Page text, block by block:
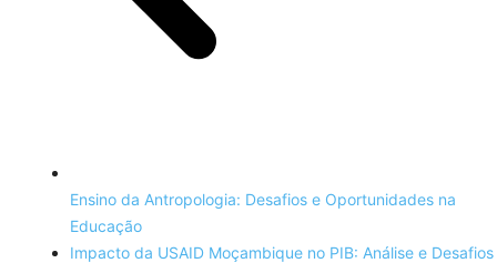
Ensino da Antropologia: Desafios e Oportunidades na
Educação
Impacto da USAID Moçambique no PIB: Análise e Desafios